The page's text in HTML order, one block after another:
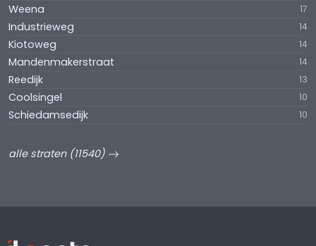
Weena 17
Industrieweg 14
Kiotoweg 14
Mandenmakerstraat 14
Reedijk 13
Coolsingel 10
Schiedamsedijk 10
alle straten (11540)